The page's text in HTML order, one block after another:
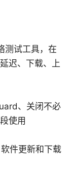
测试工具，在
迟、下载、上
、关闭不必
使用
件更新和下载